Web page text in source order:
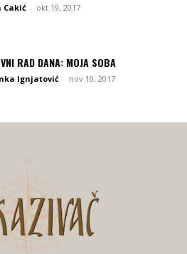
Cakić - okt 19, 2017
RAD DANA: MOJA SOBA
Ignjatović - nov 10, 2017